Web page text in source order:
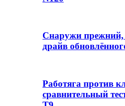
Снаружи прежний,
драйв
Работяга против
сравнительный